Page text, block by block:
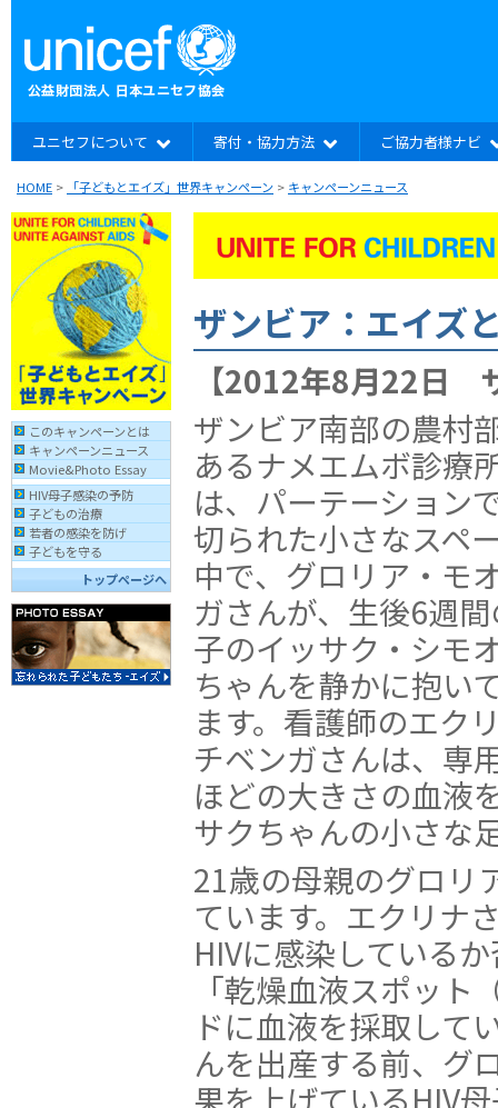
ユニセフについて 寄付・協力方法 ご協力者様ナビ
HOME > 「子どもとエイズ」世界キャンペーン > キャンペーンニュース
このキャンペーンとは
キャンペーンニュース
Movie&Photo Essay
HIV母子感染の予防
子どもの治療
若者の感染を防げ
子どもを守る
トップページへ
ザンビア：エイズ
【2012年8月22日
ザンビア南部の農村
あるナメエムボ診療
は、パーテーション
切られた小さなスペ
中で、グロリア・モ
ガさんが、生後6週
子のイッサク・シモ
ちゃんを静かに抱い
ます。看護師のエク
チベンガさんは、専
ほどの大きさの血液
サクちゃんの小さな
21歳の母親のグロリ
ています。エクリナ
HIVに感染している
「乾燥血液スポット
ドに血液を採取して
んを出産する前、グ
果を上げているHIV